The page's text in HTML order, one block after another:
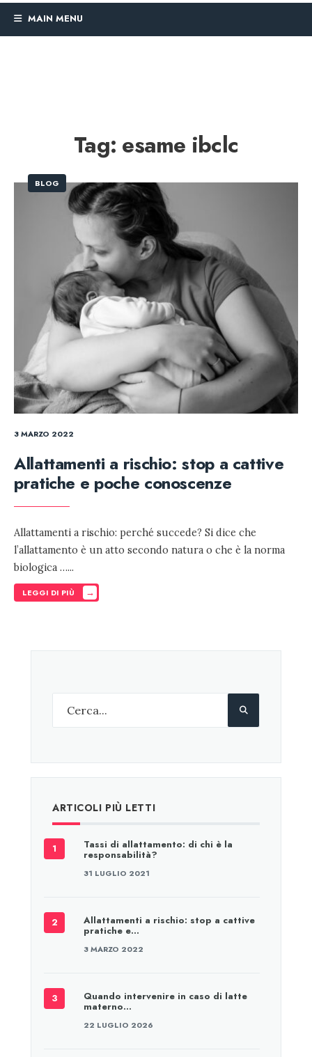
MAIN MENU
Tag: esame ibclc
BLOG
3 MARZO 2022
Allattamenti a rischio: stop a cattive
pratiche e poche conoscenze
Allattamenti a rischio: perché succede? Si dice che
l’allattamento è un atto secondo natura o che è la norma
biologica …...
LEGGI DI PIÙ →
ARTICOLI PIÙ LETTI
Tassi di allattamento: di chi è la
responsabilità?
31 LUGLIO 2021
Allattamenti a rischio: stop a cattive
pratiche e…
3 MARZO 2022
Quando intervenire in caso di latte
materno…
22 LUGLIO 2026